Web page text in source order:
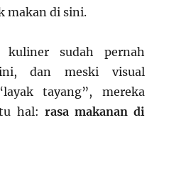
makan di sini.
kuliner sudah pernah
dan meski visual
tayang”, mereka
hal: rasa makanan di